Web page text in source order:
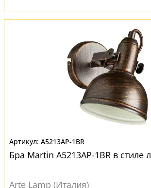
A5213AP-1BR
Бра Martin A5213AP-1BR в стиле
Arte Lamp (Италия)